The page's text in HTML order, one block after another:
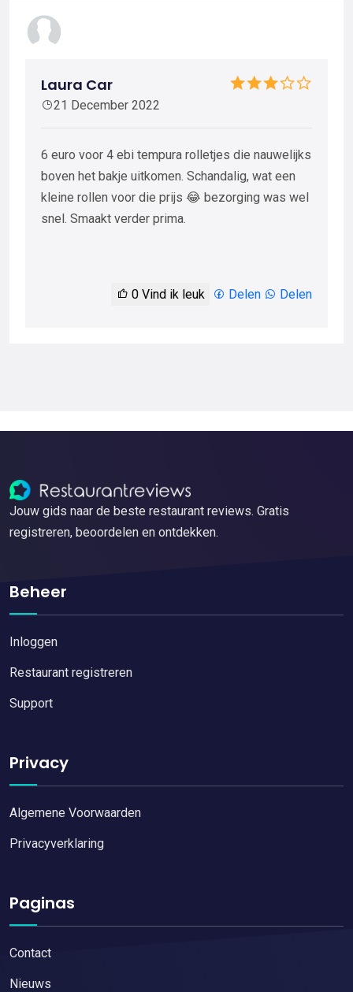
Laura Car
21 December 2022
6 euro voor 4 ebi tempura rolletjes die nauwelijks
boven het bakje uitkomen. Schandalig, wat een
kleine rollen voor die prijs 😂 bezorging was wel
snel. Smaakt verder prima.
0 Vind ik leuk Delen Delen
Jouw gids naar de beste restaurant reviews. Gratis
registreren, beoordelen en ontdekken.
Beheer
Inloggen
Restaurant registreren
Support
Privacy
Algemene Voorwaarden
Privacyverklaring
Paginas
Contact
Nieuws